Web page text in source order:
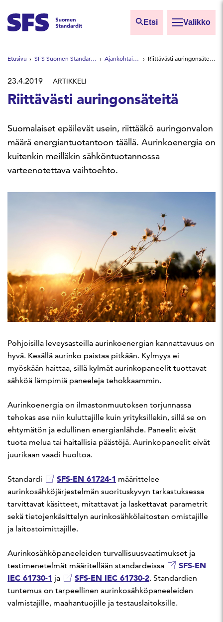
Etsi Valikko
Etsi sivuilta
Hae hakutermillä
Etusivu SFS Suomen Standardit Ajankohtaista Riittävästi auringonsäteitä
23.4.2019 ARTIKKELI
Riittävästi auringonsäteitä
Suomalaiset epäilevät usein, riittääkö auringonvalon
määrä energiantuotantoon täällä. Aurinkoenergia on
kuitenkin meilläkin sähköntuotannossa
varteenotettava vaihtoehto.
Pohjoisilla leveysasteilla aurinkoenergian kannattavuus on
hyvä. Kesällä aurinko paistaa pitkään. Kylmyys ei
myöskään haittaa, sillä kylmät aurinkopaneelit tuottavat
sähköä lämpimiä paneeleja tehokkaammin.
Aurinkoenergia on ilmastonmuutoksen torjunnassa
tehokas ase niin kuluttajille kuin yrityksillekin, sillä se on
ehtymätön ja edullinen energianlähde. Paneelit eivät
tuota melua tai haitallisia päästöjä. Aurinkopaneelit eivät
juurikaan vaadi huoltoa.
Standardi SFS-EN 61724-1 määrittelee
aurinkosähköjärjestelmän suorituskyvyn tarkastuksessa
tarvittavat käsitteet, mitattavat ja laskettavat parametrit
sekä tietojenkäsittelyn aurinkosähkölaitosten omistajille
ja laitostoimittajille.
Aurinkosähköpaneeleiden turvallisuusvaatimukset ja
testimenetelmät määritellään standardeissa
SFS-EN
IEC 61730-1 ja SFS-EN IEC 61730-2. Standardien
tuntemus on tarpeellinen aurinkosähköpaneeleiden
valmistajille, maahantuojille ja testauslaitoksille.